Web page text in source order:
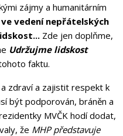
zájmy a humanitárním
vedení nepřátelských
Zde jen doplňme,
Udržujme lidskost
faktu.
zdraví a zajistit respekt k
být podporován, bráněn a
MVČK hodí dodat,
že MHP představuje